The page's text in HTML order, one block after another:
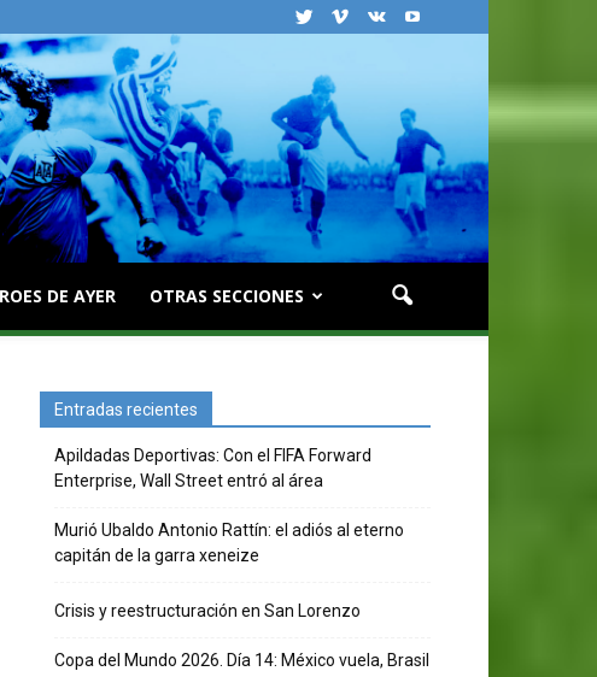
DE AYER OTRAS SECCIONES
Entradas recientes
Apildadas Deportivas: Con el FIFA Forward
Enterprise, Wall Street entró al área
Murió Ubaldo Antonio Rattín: el adiós al eterno
capitán de la garra xeneize
Crisis y reestructuración en San Lorenzo
Copa del Mundo 2026. Día 14: México vuela, Brasil